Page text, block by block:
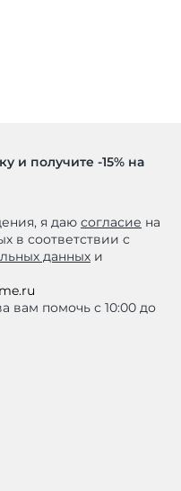
и получите -15% на
я даю согласие на
в соответствии с
данных и
вам помочь с 10:00 до